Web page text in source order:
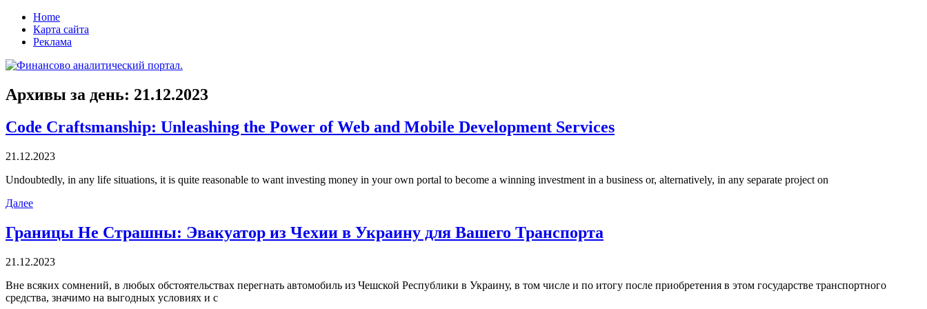
Home
Карта сайта
Реклама
Архивы за день: 21.12.2023
Code Craftsmanship: Unleashing the Power of Web and Mobile Development Services
21.12.2023
Undoubtedly, in any life situations, it is quite reasonable to want investing money in your own portal to become a winning investment in a business or, alternatively, in any separate project on
Далее
Границы Не Страшны: Эвакуатор из Чехии в Украину для Вашего Транспорта
21.12.2023
Внe всякиx сомнений, в любых обстоятельствах перегнать автомобиль из Чешской Республики в Украину, в том числе и по итогу после приобретения в этом государстве транспортного
средства, значимо на выгодных условиях и с